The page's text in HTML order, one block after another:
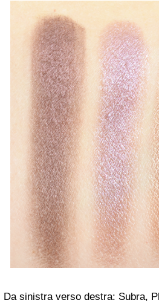
Da sinistra verso destra: Subra,